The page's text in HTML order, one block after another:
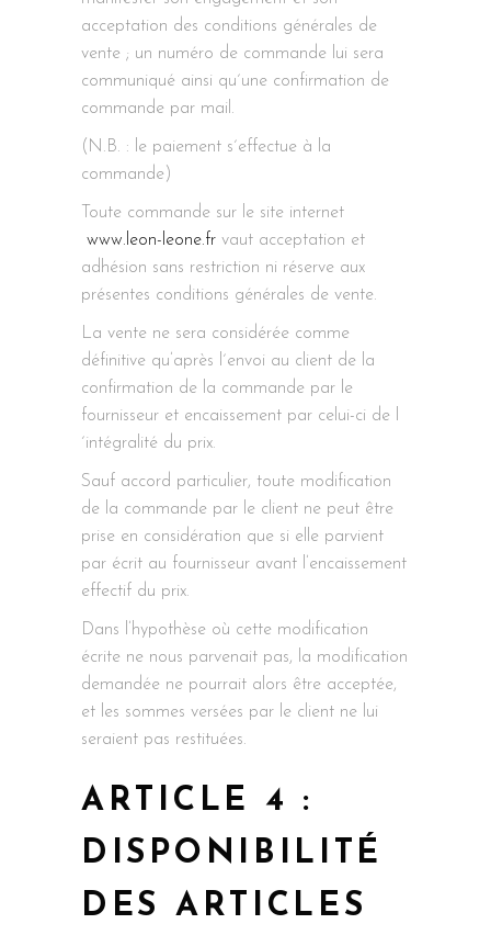
acceptation des conditions générales de
vente ; un numéro de commande lui sera
communiqué ainsi qu´une confirmation de
commande par mail.
(N.B. : le paiement s´effectue à la
commande)
Toute commande sur le site internet
www.leon-leone.fr vaut acceptation et
adhésion sans restriction ni réserve aux
présentes conditions générales de vente.
La vente ne sera considérée comme
définitive qu’après l´envoi au client de la
confirmation de la commande par le
fournisseur et encaissement par celui-ci de l
´intégralité du prix.
Sauf accord particulier, toute modification
de la commande par le client ne peut être
prise en considération que si elle parvient
par écrit au fournisseur avant l’encaissement
effectif du prix.
Dans l’hypothèse où cette modification
écrite ne nous parvenait pas, la modification
demandée ne pourrait alors être acceptée,
et les sommes versées par le client ne lui
seraient pas restituées.
ARTICLE 4 :
DISPONIBILITÉ
DES ARTICLES